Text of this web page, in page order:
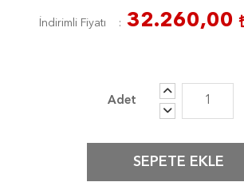
İndirimli Fiyatı 32.260,00
SEPETE EKLE